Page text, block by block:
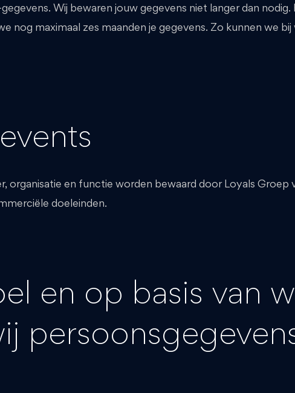
Wij bewaren jouw gegevens niet langer dan
nog maximaal zes maanden je gegevens. Zo kunnen we
organisatie en functie worden bewaard door Loyals
doeleinden.
en op basis van